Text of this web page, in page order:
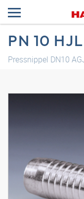
PN 10
Pressnippel DN10